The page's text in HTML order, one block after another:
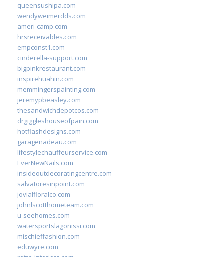
queensushipa.com
wendyweimerdds.com
ameri-camp.com
hrsreceivables.com
empconst1.com
cinderella-support.com
bigpinkrestaurant.com
inspirehuahin.com
memmingerspainting.com
jeremypbeasley.com
thesandwichdepotcos.com
drgiggleshouseofpain.com
hotflashdesigns.com
garagenadeau.com
lifestylechauffeurservice.com
EverNewNails.com
insideoutdecoratingcentre.com
salvatoresinpoint.com
jovialfloralco.com
johnlscotthometeam.com
u-seehomes.com
watersportslagonissi.com
mischieffashion.com
eduwyre.com